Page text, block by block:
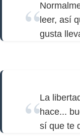
leer, así
gusta
La
hace...
sí que te